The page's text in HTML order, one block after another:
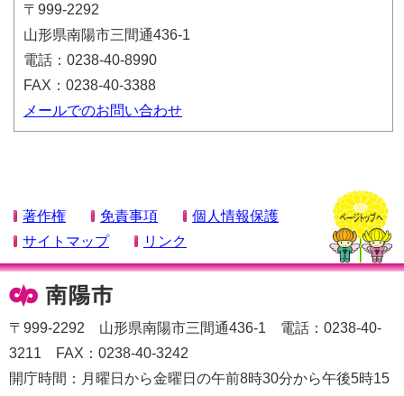
〒999-2292
山形県南陽市三間通436-1
電話：0238-40-8990
FAX：0238-40-3388
メールでのお問い合わせ
著作権 免責事項
個人情報保護
サイトマップ
リンク
〒999-2292 山形県南陽市三間通436-1 電話：0238-40-
3211 FAX：0238-40-3242
開庁時間：月曜日から金曜日の午前8時30分から午後5時15